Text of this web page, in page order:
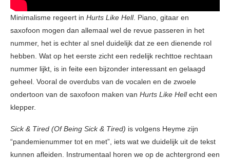
Minimalisme regeert in Hurts Like Hell. Piano, gitaar en
saxofoon mogen dan allemaal wel de revue passeren in het
nummer, het is echter al snel duidelijk dat ze een dienende rol
hebben. Wat op het eerste zicht een redelijk rechttoe rechtaan
nummer lijkt, is in feite een bijzonder interessant en gelaagd
geheel. Vooral de overdubs van de vocalen en de zwoele
ondertoon van de saxofoon maken van Hurts Like Hellecht een
klepper.
Sick & Tired (Of Being Sick & Tired) is volgens Heyme zijn
“pandemienummer tot en met”, iets wat we duidelijk uit de tekst
kunnen afleiden. Instrumentaal horen we op de achtergrond een